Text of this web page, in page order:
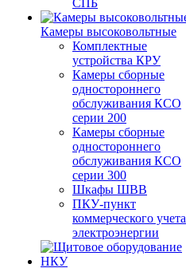
СПБ
Камеры высоковольтные
Комплектные
устройства КРУ
Камеры сборные
одностороннего
обслуживания КСО
серии 200
Камеры сборные
одностороннего
обслуживания КСО
серии 300
Шкафы ШВВ
ПКУ-пункт
коммерческого учета
электроэнергии